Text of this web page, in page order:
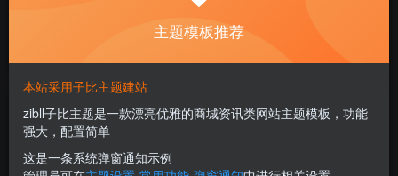
JavaScript
2026年1月23日 52
什么是高阶函数？
2026年1月23日
主题模板推荐
本站采用子比主题建站
zibll子比主题是一款漂亮优雅的商城资讯类网站主题模板，功能
强大，配置简单
这是一条系统弹窗通知示例